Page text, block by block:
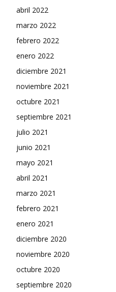
abril 2022
marzo 2022
febrero 2022
enero 2022
diciembre 2021
noviembre 2021
octubre 2021
septiembre 2021
julio 2021
junio 2021
mayo 2021
abril 2021
marzo 2021
febrero 2021
enero 2021
diciembre 2020
noviembre 2020
octubre 2020
septiembre 2020